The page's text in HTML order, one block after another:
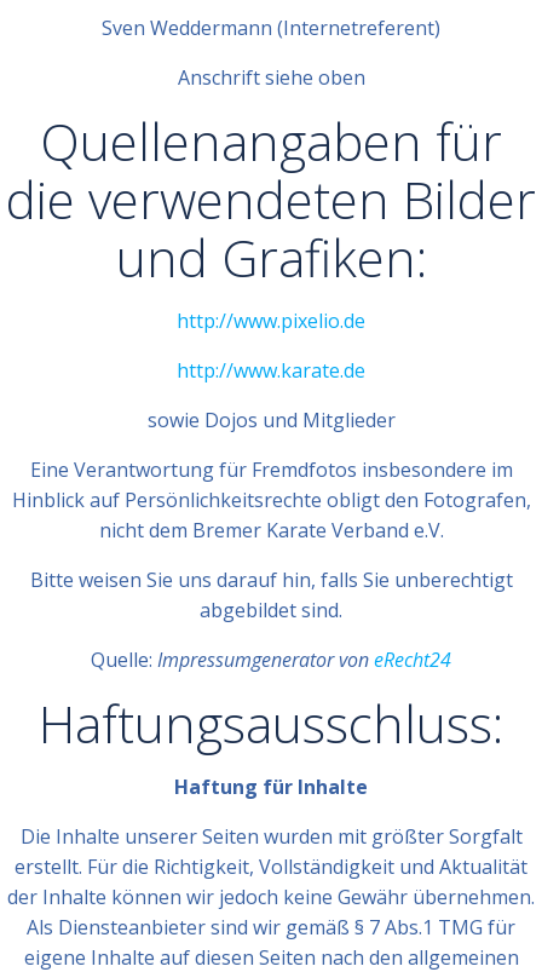
Sven Weddermann (Internetreferent)
Anschrift siehe oben
Quellenangaben für
die verwendeten Bilder
und Grafiken:
http://www.pixelio.de
http://www.karate.de
sowie Dojos und Mitglieder
Eine Verantwortung für Fremdfotos insbesondere im
Hinblick auf Persönlichkeitsrechte obligt den Fotografen,
nicht dem Bremer Karate Verband e.V.
Bitte weisen Sie uns darauf hin, falls Sie unberechtigt
abgebildet sind.
Quelle: Impressumgenerator voneRecht24
Haftungsausschluss:
Haftung für Inhalte
Die Inhalte unserer Seiten wurden mit größter Sorgfalt
erstellt. Für die Richtigkeit, Vollständigkeit und Aktualität
der Inhalte können wir jedoch keine Gewähr übernehmen.
Als Diensteanbieter sind wir gemäß § 7 Abs.1 TMG für
eigene Inhalte auf diesen Seiten nach den allgemeinen